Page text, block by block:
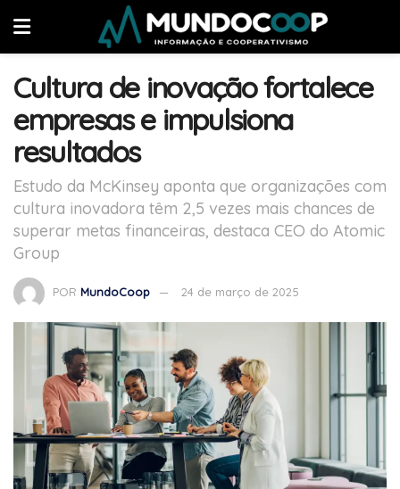
Cultura de inovação fortalece
empresas e impulsiona
resultados
Estudo da McKinsey aponta que organizações com
cultura inovadora têm 2,5 vezes mais chances de
superar metas financeiras, destaca CEO do Atomic
Group
POR MundoCoop 24 de março de 2025